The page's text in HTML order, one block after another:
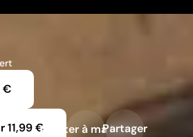
€
11,99 €Ajouter à ma liste
Partager